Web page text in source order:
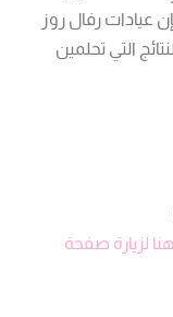
رفال روز
التي تحلمين
لزيارة صفحة